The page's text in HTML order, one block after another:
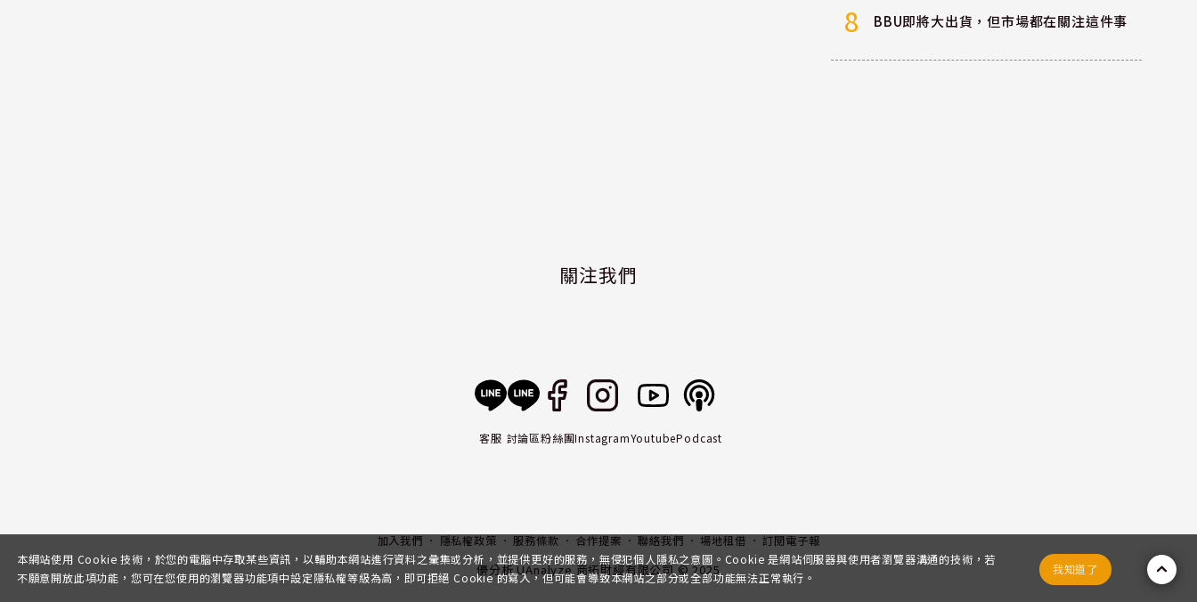
8 BBU即將大出貨，但市場都在關注這件事
關注我們
客服 討論區粉絲團InstagramYoutubePodcast
加入我們 隱私權政策 服務條款 合作提案 聯絡我們 場地租借 訂閱電子報
優分析 UAnalyze 商拓財經有限公司 © 2025
本網站使用 Cookie 技術，於您的電腦中存取某些資訊，以輔助本網站進行資料之彙集或分析，並提供更好的服務，無侵犯個人隱私之意圖。Cookie 是網站伺服器與使用者瀏覽器溝通的技術，若
不願意開放此項功能，您可在您使用的瀏覽器功能項中設定隱私權等級為高，即可拒絕 Cookie 的寫入，但可能會導致本網站之部分或全部功能無法正常執行。
我知道了